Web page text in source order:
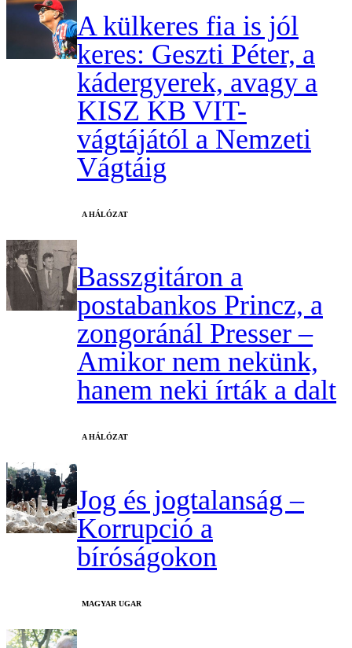
A külkeres fia is jól
keres: Geszti Péter, a
kádergyerek, avagy a
KISZ KB VIT-
vágtájától a Nemzeti
Vágtáig
A HÁLÓZAT
Basszgitáron a
postabankos Princz, a
zongoránál Presser –
Amikor nem nekünk,
hanem neki írták a dalt
A HÁLÓZAT
Jog és jogtalanság –
Korrupció a
bíróságokon
MAGYAR UGAR